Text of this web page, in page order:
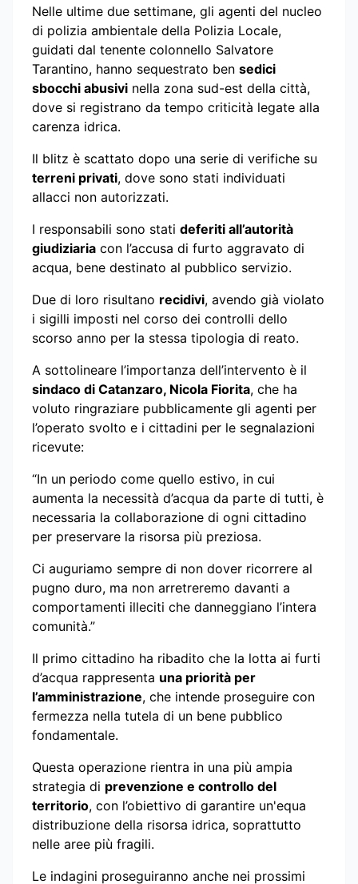
Nelle ultime due settimane, gli agenti del nucleo
di polizia ambientale della Polizia Locale,
guidati dal tenente colonnello Salvatore
Tarantino, hanno sequestrato ben sedici
sbocchi abusivi nella zona sud-est della città,
dove si registrano da tempo criticità legate alla
carenza idrica.
Il blitz è scattato dopo una serie di verifiche su
terreni privati, dove sono stati individuati
allacci non autorizzati.
I responsabili sono stati deferiti all’autorità
giudiziaria con l’accusa di furto aggravato di
acqua, bene destinato al pubblico servizio.
Due di loro risultano recidivi, avendo già violato
i sigilli imposti nel corso dei controlli dello
scorso anno per la stessa tipologia di reato.
A sottolineare l’importanza dell’intervento è il
sindaco di Catanzaro, Nicola Fiorita, che ha
voluto ringraziare pubblicamente gli agenti per
l’operato svolto e i cittadini per le segnalazioni
ricevute:
“In un periodo come quello estivo, in cui
aumenta la necessità d’acqua da parte di tutti, è
necessaria la collaborazione di ogni cittadino
per preservare la risorsa più preziosa.
Ci auguriamo sempre di non dover ricorrere al
pugno duro, ma non arretreremo davanti a
comportamenti illeciti che danneggiano l’intera
comunità.”
Il primo cittadino ha ribadito che la lotta ai furti
d’acqua rappresenta una priorità per
l’amministrazione, che intende proseguire con
fermezza nella tutela di un bene pubblico
fondamentale.
Questa operazione rientra in una più ampia
strategia di prevenzione e controllo del
territorio, con l’obiettivo di garantire un'equa
distribuzione della risorsa idrica, soprattutto
nelle aree più fragili.
Le indagini proseguiranno anche nei prossimi